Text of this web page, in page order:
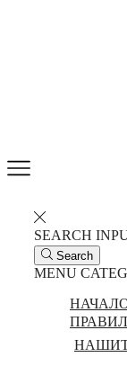
SEARCH
Search
MENU